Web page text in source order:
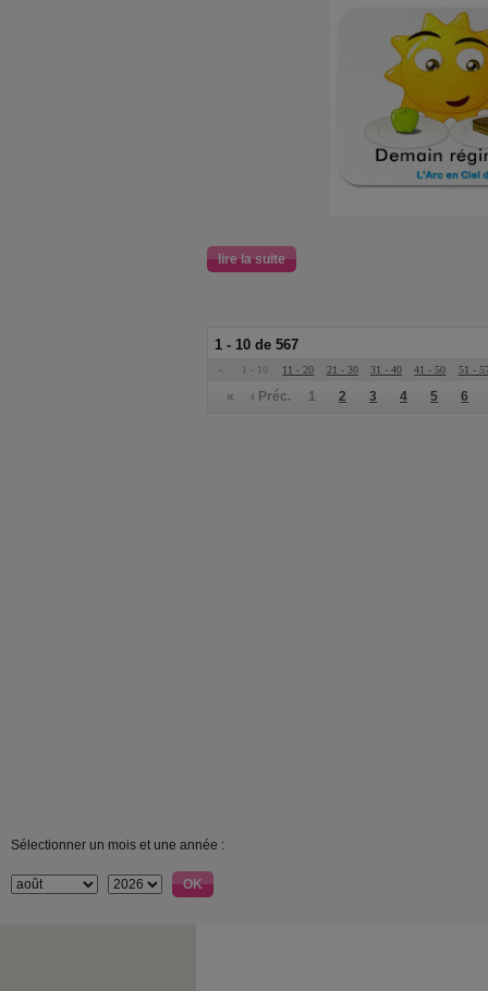
lire la suite
1 - 10 de 567
« 1 - 10 11 - 20 21 - 30 31 - 40 41 - 50 51 -
« ‹ Préc. 1 2 3 4 5 6
Sélectionner un mois et une année :